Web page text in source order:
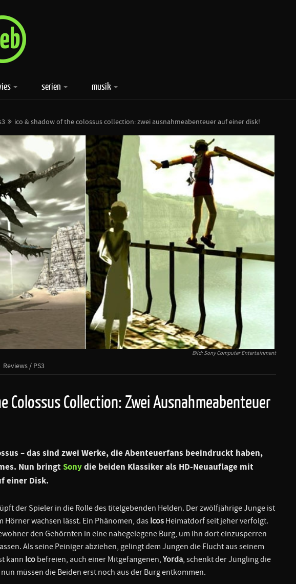
serien musik
ico & shadow of the colossus collection: zwei ausnahmeabenteuer auf einer disk!
Bild: Sony Computer Entertainment
Reviews / PS3
Colossus Collection: Zwei Ausnahmeabenteuer
– das sind zwei Werke, die Abenteuerfans beeindruckt haben,
Nun bringt Sonydie beiden Klassiker als HD-Neuauflage mit
einer Disk.
der Spieler in die Rolle des titelgebenden Helden. Der zwölfjährige Junge ist
Hörner wachsen lässt. Ein Phänomen, das Icos Heimatdorf seit jeher verfolgt.
den Gehörnten in eine nahegelegene Burg, um ihn dort einzusperren
Als seine Peiniger abziehen, gelingt dem Jungen die Flucht aus seinem
kann Ico befreien, auch einer Mitgefangenen, Yorda, schenkt der Jüngling die
müssen die Beiden erst noch aus der Burg entkommen.